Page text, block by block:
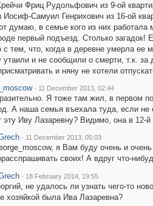
Фриц Рудольфович из 9-ой
Самуил Генрихович из 16-ой
думаю, в семье кого из них
первый подъезд. Столько
с тем, что, когда в деревне умерла ее
утаили и не сообщили о смерти, т.к.
и няну не хотели
· 11 December 2013, 02:44
Я тоже там жил, в первом
А наша семья въехала туда, если
эту Иву Лазаревну? Видимо, она в 12-
· 11 December 2013, 05:03
я Вам буду очень и
своих! А вдруг что-
· 18 February 2014, 19:55
не удалось ли узнать чего-то
хозяйкой была Ива Лазаревна?